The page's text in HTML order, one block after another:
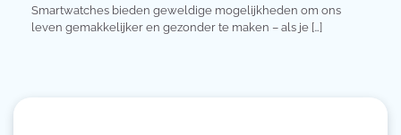
Smartwatches bieden geweldige mogelijkheden om ons
leven gemakkelijker en gezonder te maken – als je […]